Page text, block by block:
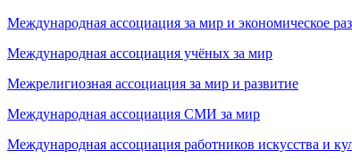
Международная ассоциация за мир и экономическое
Международная ассоциация учёных за мир
Межрелигиозная ассоциация за мир и развитие
Международная ассоциация СМИ за мир
Международная ассоциация работников искусства и